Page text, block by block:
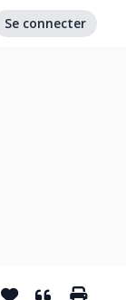
Se connecter